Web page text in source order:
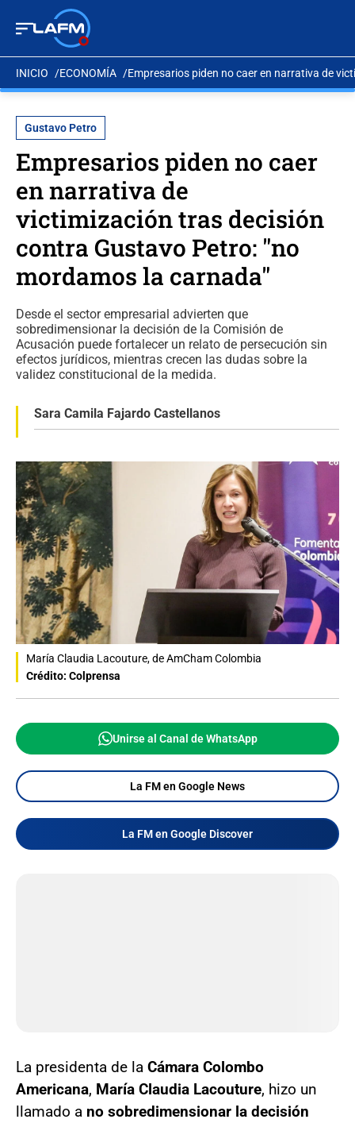
INICIO ECONOMÍA Empresarios piden no caer en narrativa de
Gustavo Petro
Empresarios piden no caer
en narrativa de
victimización tras decisión
contra Gustavo Petro: "no
mordamos la carnada"
Desde el sector empresarial advierten que
sobredimensionar la decisión de la Comisión de
Acusación puede fortalecer un relato de persecución sin
efectos jurídicos, mientras crecen las dudas sobre la
validez constitucional de la medida.
Sara Camila Fajardo Castellanos
María Claudia Lacouture, de AmCham Colombia
Crédito: Colprensa
Unirse al Canal de WhatsApp
La FM en Google News
La FM en Google Discover
La presidenta de la Cámara Colombo
Americana, María Claudia Lacouture, hizo un
llamado a no sobredimensionar la decisión